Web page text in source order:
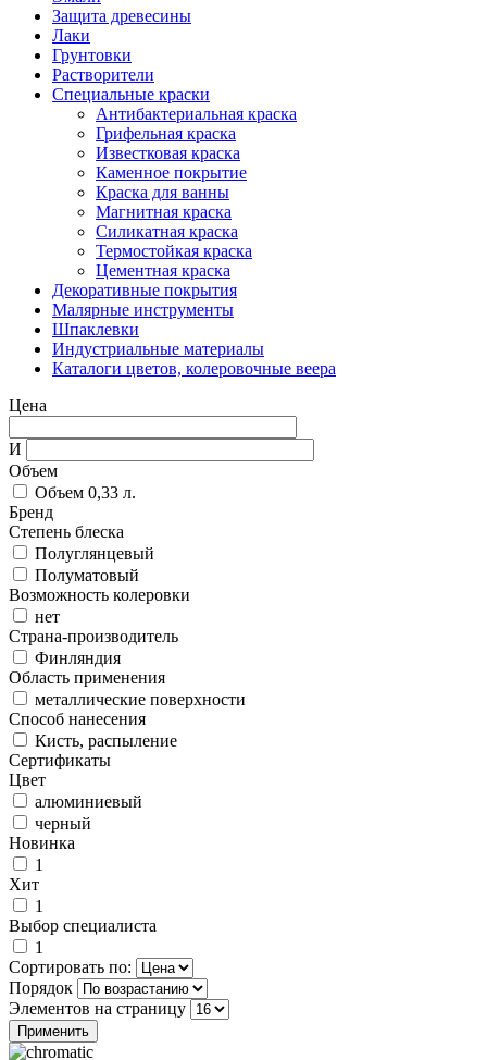
Защита древесины
Лаки
Грунтовки
Растворители
Специальные краски
Антибактериальная краска
Грифельная краска
Известковая краска
Каменное покрытие
Краска для ванны
Магнитная краска
Силикатная краска
Термостойкая краска
Цементная краска
Декоративные покрытия
Малярные инструменты
Шпаклевки
Индустриальные материалы
Каталоги цветов, колеровочные веера
Цена
И
Объем
Объем 0,33 л.
Бренд
Степень блеска
Полуглянцевый
Полуматовый
Возможность колеровки
нет
Страна-производитель
Финляндия
Область применения
металлические поверхности
Способ нанесения
Кисть, распыление
Сертификаты
Цвет
алюминиевый
черный
Новинка
1
Хит
1
Выбор специалиста
1
Сортировать по:
Порядок
Элементов на страницу